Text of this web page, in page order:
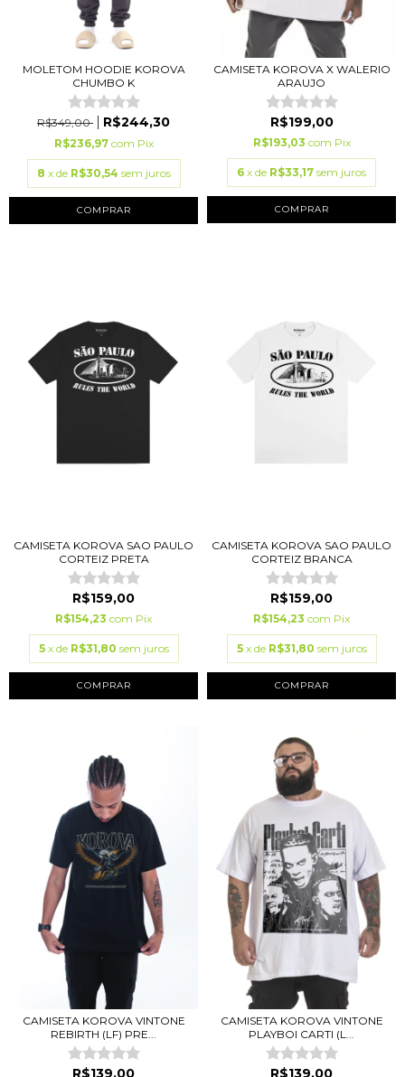
MOLETOM HOODIE KOROVA
CHUMBO K
R$349,00 R$244,30
R$236,97 com Pix
8 x de R$30,54 sem juros
COMPRAR
CAMISETA KOROVA X WALERIO
ARAUJO
R$199,00
R$193,03 com Pix
6 x de R$33,17 sem juros
COMPRAR
CAMISETA KOROVA SAO PAULO
CORTEIZ PRETA
R$159,00
R$154,23 com Pix
5 x de R$31,80 sem juros
COMPRAR
CAMISETA KOROVA SAO PAULO
CORTEIZ BRANCA
R$159,00
R$154,23 com Pix
5 x de R$31,80 sem juros
COMPRAR
CAMISETA KOROVA VINTONE
REBIRTH (LF) PRE...
R$139,00
CAMISETA KOROVA VINTONE
PLAYBOI CARTI (L...
R$139,00